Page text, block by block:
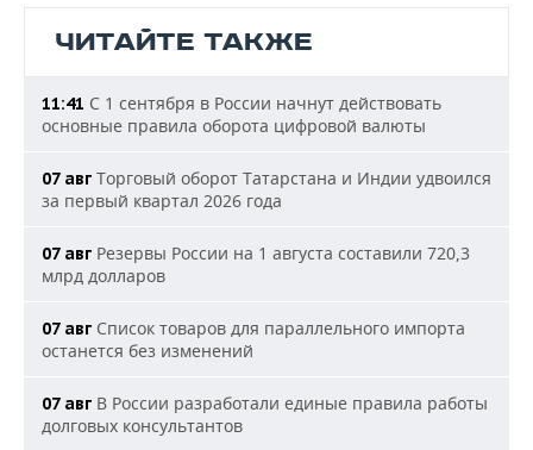
ЧИТАЙТЕ ТАКЖЕ
11:41 С 1 сентября в России начнут действовать
основные правила оборота цифровой валюты
07 авг Торговый оборот Татарстана и Индии удвоился
за первый квартал 2026 года
07 авг Резервы России на 1 августа составили 720,3
млрд долларов
07 авг Список товаров для параллельного импорта
останется без изменений
07 авг В России разработали единые правила работы
долговых консультантов